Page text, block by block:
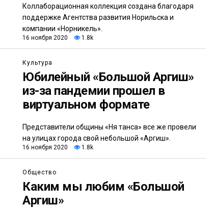
Коллаборационная коллекция создана благодаря
поддержке Агентства развития Норильска и
компании «Норникель».
16 ноября 2020 1.8k
Культура
Юбилейный «Большой Аргиш»
из-за пандемии прошел в
виртуальном формате
Представители общины «Ня танса» все же провели
на улицах города свой небольшой «Аргиш».
16 ноября 2020 1.8k
Общество
Каким мы любим «Большой
Аргиш»